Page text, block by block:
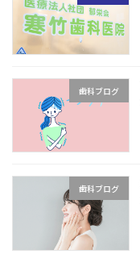
歯科ブログ
歯科ブログ